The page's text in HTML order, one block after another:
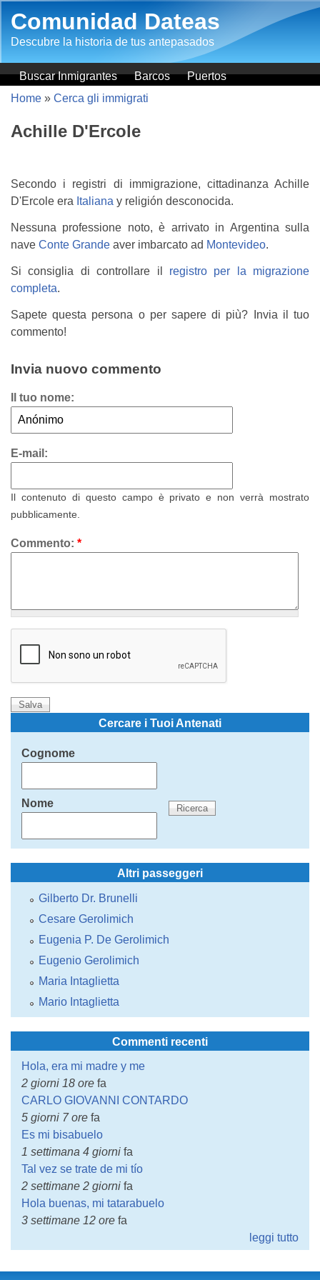
Comunidad Dateas
Descubre la historia de tus antepasados
Buscar Inmigrantes Barcos
Puertos
Home » Cerca gli immigrati
Achille D'Ercole
Secondo i registri di immigrazione, cittadinanza Achille
D'Ercole era Italiana y religión desconocida.
Nessuna professione noto, è arrivato in Argentina sulla
nave Conte Grande aver imbarcato ad Montevideo.
Si consiglia di controllare il registro per la migrazione
completa.
Sapete questa persona o per sapere di più? Invia il tuo
commento!
Invia nuovo commento
Il tuo nome:
E-mail:
Il contenuto di questo campo è privato e non verrà mostrato
pubblicamente.
Commento: *
Cercare i Tuoi Antenati
Cognome
Nome
Altri passeggeri
Gilberto Dr. Brunelli
Cesare Gerolimich
Eugenia P. De Gerolimich
Eugenio Gerolimich
Maria Intaglietta
Mario Intaglietta
Commenti recenti
Hola, era mi madre y me
2 giorni 18 ore fa
CARLO GIOVANNI CONTARDO
5 giorni 7 ore fa
Es mi bisabuelo
1 settimana 4 giorni fa
Tal vez se trate de mi tío
2 settimane 2 giorni fa
Hola buenas, mi tatarabuelo
3 settimane 12 ore fa
leggi tutto